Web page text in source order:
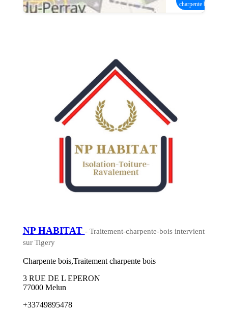
charpente bois
NP HABITAT - Traitement-charpente-bois intervient
sur Tigery
Charpente bois,Traitement charpente bois
3 RUE DE L EPERON
77000 Melun
+33749895478